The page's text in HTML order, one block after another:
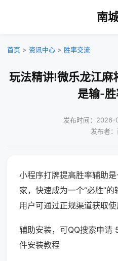
南
首页 > 资讯中心 > 胜率交流
玩法精讲!微乐龙江麻
是输-
发布时间：2026-
发布者
小程序打牌提高胜率辅助
家，快速成为一个“必胜”
用户可通过正规渠道获取使
辅助安装，可QQ搜索申
件安装教程